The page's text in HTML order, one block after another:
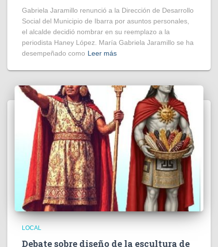
Gabriela Jaramillo renunció a la Dirección de Desarrollo
Social del Municipio de Ibarra por asuntos personales,
el alcalde decidió nombrar en su reemplazo a la
periodista Haney López. María Gabriela Jaramillo se ha
desempeñado como Leer más
LOCAL
Debate sobre diseño de la escultura de